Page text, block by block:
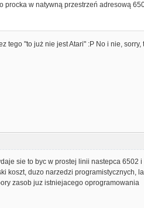
w natywną przestrzeń adresową
tego "to już nie jest Atari" :P No i nie,
sie to byc w prostej linii nastepca 6502
koszt, duzo narzedzi programistycznych,
zasob juz istniejacego oprogramowania